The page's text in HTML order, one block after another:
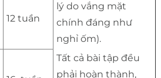
lý do vắng mặt
chính đáng như
nghỉ ốm).
Tất cả bài tập đều
phải hoàn thành,
12 tuần